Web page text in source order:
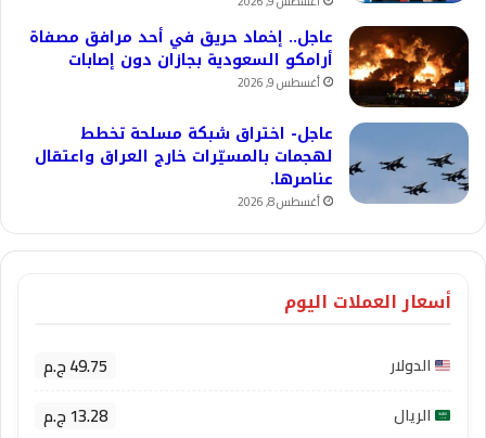
عاجل.. إخماد حريق في أحد مرافق مصفاة
أرامكو السعودية بجازان دون إصابات
أغسطس 9, 2026
عاجل- اختراق شبكة مسلحة تخطط
لهجمات بالمسيّرات خارج العراق واعتقال
عناصرها.
أغسطس 8, 2026
أسعار العملات اليوم
الدولار 49.75 ج.م
الريال 13.28 ج.م